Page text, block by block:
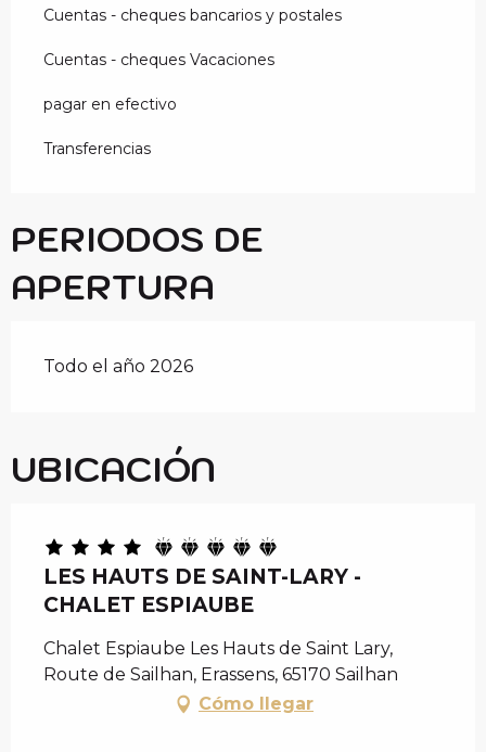
Cuentas - cheques bancarios y postales
Cuentas - cheques Vacaciones
pagar en efectivo
Transferencias
PERIODOS DE
APERTURA
Todo el año 2026
UBICACIÓN
LES HAUTS DE SAINT-LARY -
CHALET ESPIAUBE
Chalet Espiaube Les Hauts de Saint Lary,
Route de Sailhan, Erassens, 65170 Sailhan
Cómo llegar